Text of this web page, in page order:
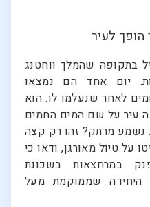
לעיר
בתקופה שהמלך ווחטנג
יום אחד הם נמצאו
לאחר שנעלמו לו. הוא
עיר על שם המים החמים
נשמע מרתק? זהו רק קצה
על טיול מאורגן, ודאו כי
במרחצאות בשכונת
היחידה שממוקמת מעל